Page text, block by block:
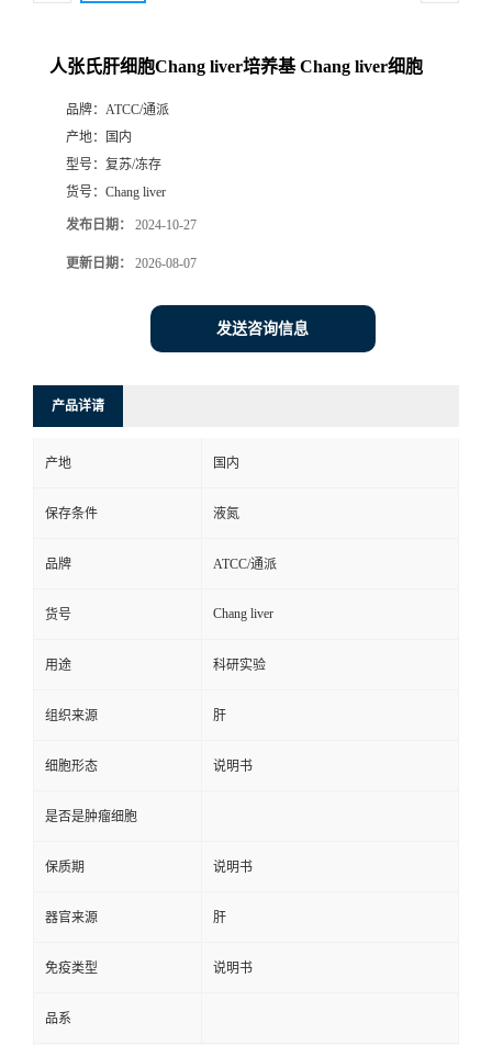
人张氏肝细胞Chang liver培养基 Chang liver细胞
品牌： ATCC/通派
产地：
国内
型号： 复苏/冻存
货号： Chang liver
发布日期： 2024-10-27
更新日期： 2026-08-07
发送咨询信息
产品详请
产地 国内
保存条件 液氮
品牌 ATCC/通派
货号 Chang liver
用途 科研实验
组织来源 肝
细胞形态 说明书
是否是肿瘤细胞
保质期 说明书
器官来源 肝
免疫类型 说明书
品系